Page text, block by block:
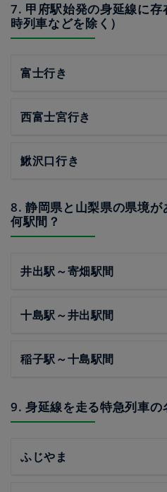
7. 甲府駅始発の身延線に
時列車などを除く）
富士行き
西富士宮行き
鰍沢口行き
8. 静岡県と山梨県の県境
何駅間？
井出駅～寄畑駅間
十島駅～井出駅間
稲子駅～十島駅間
9. 身延線を走る特急列車の
ふじやま